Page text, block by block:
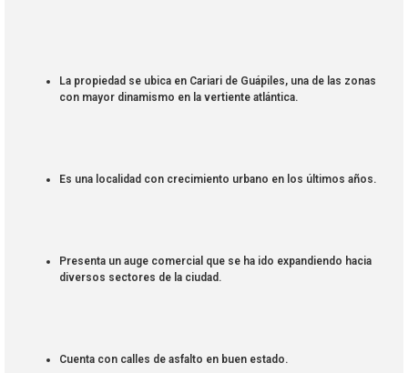
La propiedad se ubica en Cariari de Guápiles, una de las zonas
con mayor dinamismo en la vertiente atlántica.
Es una localidad con crecimiento urbano en los últimos años.
Presenta un auge comercial que se ha ido expandiendo hacia
diversos sectores de la ciudad.
Cuenta con calles de asfalto en buen estado.